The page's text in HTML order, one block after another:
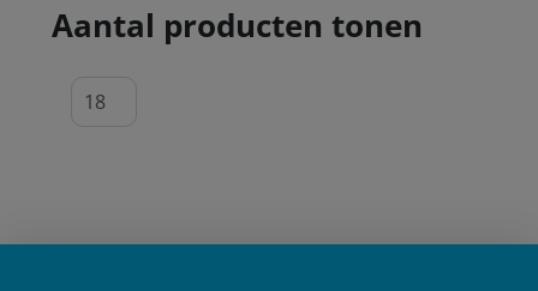
Aantal producten tonen